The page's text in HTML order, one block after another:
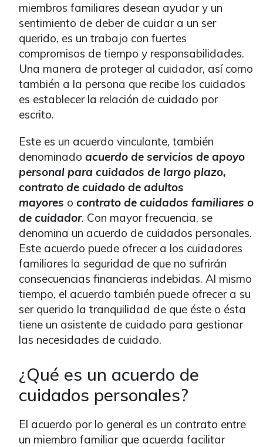
miembros familiares desean ayudar y un
sentimiento de deber de cuidar a un ser
querido, es un trabajo con fuertes
compromisos de tiempo y responsabilidades.
Una manera de proteger al cuidador, así como
también a la persona que recibe los cuidados
es establecer la relación de cuidado por
escrito.
Este es un acuerdo vinculante, también
denominado acuerdo de servicios de apoyo
personal para cuidados de largo plazo,
contrato de cuidado de adultos
mayores o contrato de cuidados familiares o
de cuidador. Con mayor frecuencia, se
denomina un acuerdo de cuidados personales.
Este acuerdo puede ofrecer a los cuidadores
familiares la seguridad de que no sufrirán
consecuencias financieras indebidas. Al mismo
tiempo, el acuerdo también puede ofrecer a su
ser querido la tranquilidad de que éste o ésta
tiene un asistente de cuidado para gestionar
las necesidades de cuidado.
¿Qué es un acuerdo de
cuidados personales?
El acuerdo por lo general es un contrato entre
un miembro familiar que acuerda facilitar